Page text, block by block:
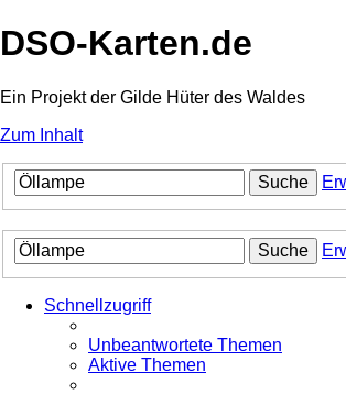
DSO-Karten.de
Ein Projekt der Gilde Hüter des Waldes
Zum Inhalt
Suche
Suche
Schnellzugriff
Unbeantwortete Themen
Aktive Themen